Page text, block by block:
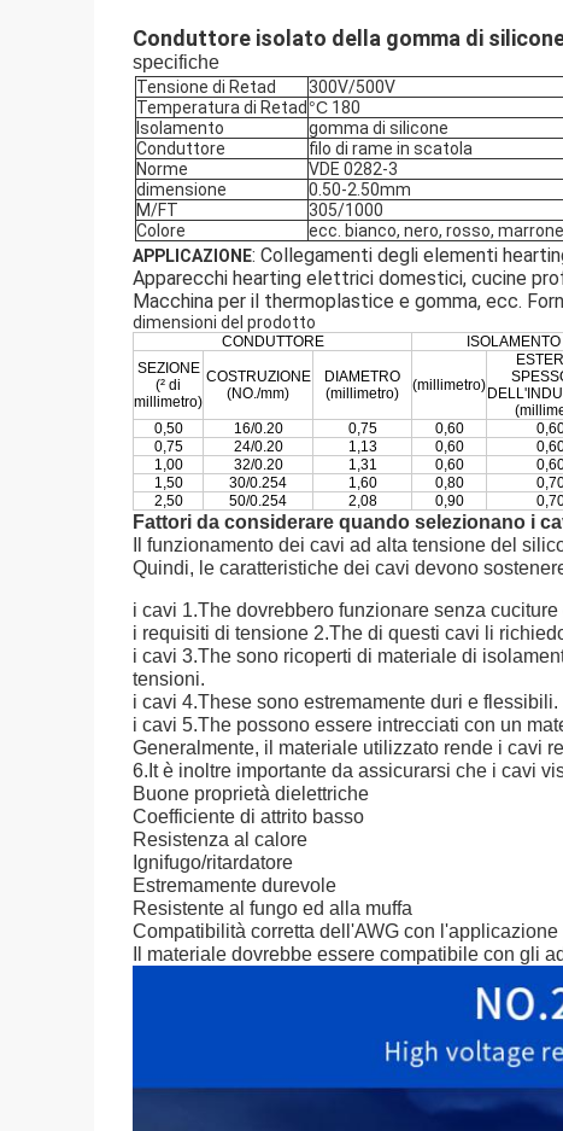
Conduttore isolato della gomma di silicone
specifiche
Tensione di Retad
300V/500V
Temperatura di Retad °C 180
Isolamento
gomma di silicone
Conduttore
filo di rame in scatola
Norme
VDE 0282-3
dimensione
0.50-2.50mm
M/FT
305/1000
Colore
ecc. bianco, nero, rosso,
APPLICAZIONE: Collegamenti degli elementi
Apparecchi hearting elettrici domestici, cucine
Macchina per il thermoplastice e gomma, ecc.
dimensioni del prodotto
CONDUTTORE
ISOLAMENTO
SEZIONE
(² di
millimetro)
COSTRUZIONE
(NO./mm)
DIAMETRO
(millimetro)
(millimetro)
0,50
16/0.20 0,75 0,60
0,75
24/0.20 1,13 0,60
1,00
32/0.20 1,31 0,60
1,50
30/0.254 1,60 0,80
2,50
50/0.254 2,08 0,90
Fattori da considerare quando selezionano i
Il funzionamento dei cavi ad alta tensione del
Quindi, le caratteristiche dei cavi devono
i cavi 1.The dovrebbero funzionare senza
i requisiti di tensione 2.The di questi cavi li
i cavi 3.The sono ricoperti di materiale di
tensioni.
i cavi 4.These sono estremamente duri e flessibili.
i cavi 5.The possono essere intrecciati con un
Generalmente, il materiale utilizzato rende i cavi
6.It è inoltre importante da assicurarsi che i cavi
Buone proprietà dielettriche
Coefficiente di attrito basso
Resistenza al calore
Ignifugo/ritardatore
Estremamente durevole
Resistente al fungo ed alla muffa
Compatibilità corretta dell'AWG con l'applicazione
Il materiale dovrebbe essere compatibile con gli